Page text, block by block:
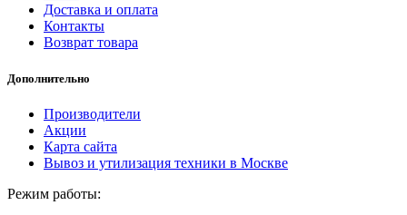
Доставка и оплата
Контакты
Возврат товара
Дополнительно
Производители
Акции
Карта сайта
Вывоз и утилизация техники в Москве
Режим работы: